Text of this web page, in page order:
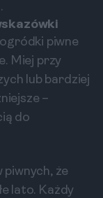
piwne
Miej przy
lub bardziej
–
do
że
lato. Każdy